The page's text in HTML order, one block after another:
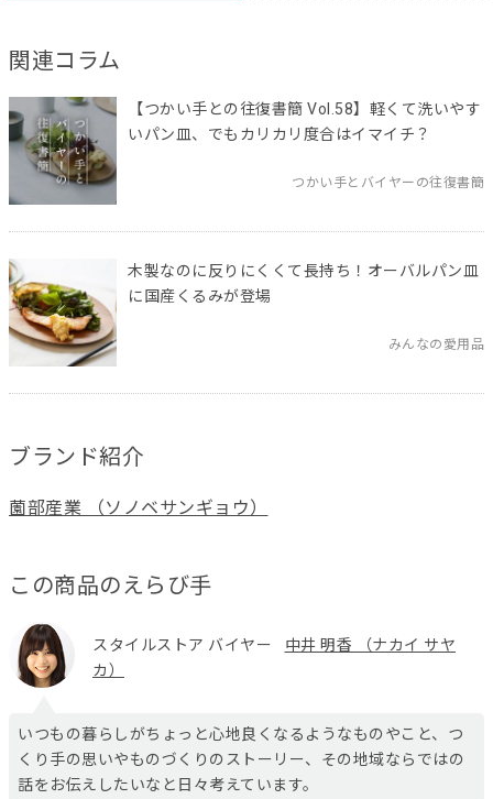
関連コラム
【つかい手との往復書簡 Vol.58】軽くて洗いやす
いパン皿、でもカリカリ度合はイマイチ？
つかい手とバイヤーの往復書簡
木製なのに反りにくくて長持ち！オーバルパン皿
に国産くるみが登場
みんなの愛用品
ブランド紹介
薗部産業 （ソノベサンギョウ）
この商品のえらび手
スタイルストア バイヤー
中井 明香 （ナカイ サヤ
カ）
いつもの暮らしがちょっと心地良くなるようなものやこと、つ
くり手の思いやものづくりのストーリー、その地域ならではの
話をお伝えしたいなと日々考えています。